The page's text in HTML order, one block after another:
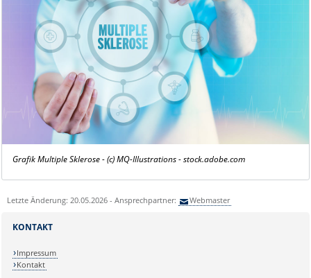
Grafik Multiple Sklerose - (c) MQ-Illustrations - stock.adobe.com
Letzte Änderung: 20.05.2026 - Ansprechpartner: Webmaster
KONTAKT
Impressum
Kontakt